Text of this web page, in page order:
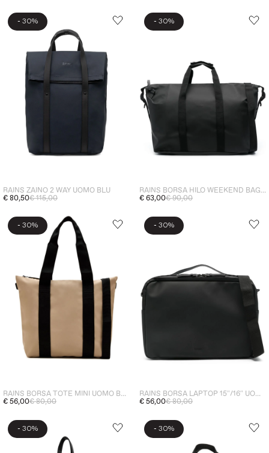
- 30%
RAINS ZAINO 2 WAY UOMO BLU
€ 80,50€ 115,00
- 30%
RAINS BORSA HILO WEEKEND BAG UOMO NERO
€ 63,00€ 90,00
- 30%
RAINS BORSA TOTE MINI UOMO BEIGE
€ 56,00€ 80,00
- 30%
RAINS BORSA LAPTOP 15″/16″ UOMO NERO
€ 56,00€ 80,00
- 30% - 30%